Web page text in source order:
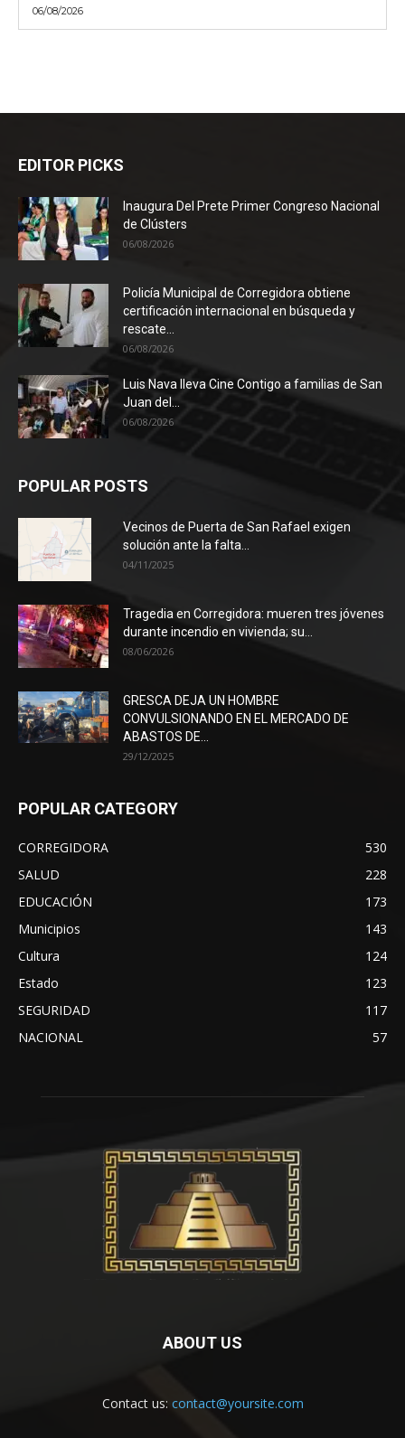
06/08/2026
EDITOR PICKS
Inaugura Del Prete Primer Congreso Nacional
de Clústers
06/08/2026
Policía Municipal de Corregidora obtiene
certificación internacional en búsqueda y
rescate...
06/08/2026
Luis Nava lleva Cine Contigo a familias de San
Juan del...
06/08/2026
POPULAR POSTS
Vecinos de Puerta de San Rafael exigen
solución ante la falta...
04/11/2025
Tragedia en Corregidora: mueren tres jóvenes
durante incendio en vivienda; su...
08/06/2026
GRESCA DEJA UN HOMBRE
CONVULSIONANDO EN EL MERCADO DE
ABASTOS DE...
29/12/2025
POPULAR CATEGORY
CORREGIDORA
530
SALUD
228
EDUCACIÓN
173
Municipios
143
Cultura
124
Estado
123
SEGURIDAD
117
NACIONAL
57
ABOUT US
Contact us: contact@yoursite.com